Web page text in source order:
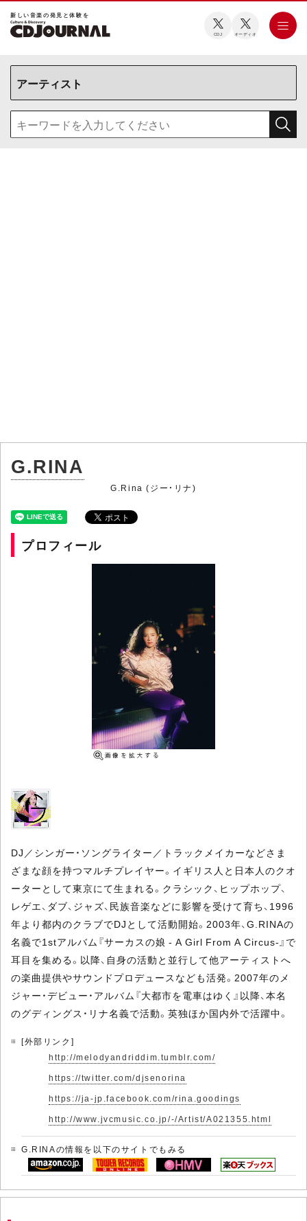
新しい⾳楽の発⾒と体験を
CDJ オーディオ
G.RINA
G.Rina (ジー・リナ)
プロフィール
DJ／シンガー・ソングライター／トラックメイカーなどさま
ざまな顔を持つマルチプレイヤー。イギリス人と日本人のクオ
ーターとして東京にて生まれる。クラシック、ヒップホップ、
レゲエ、ダブ、ジャズ、民族音楽などに影響を受けて育ち、1996
年より都内のクラブでDJとして活動開始。2003年、G.RINAの
名義で1stアルバム『サーカスの娘 - A Girl From A Circus-』で
耳目を集める。以降、自身の活動と並行して他アーティストへ
の楽曲提供やサウンドプロデュースなども活発。2007年のメ
ジャー・デビュー・アルバム『大都市を電車はゆく』以降、本名
のグディングス・リナ名義で活動。英独ほか国内外で活躍中。
[外部リンク]
http://melodyandriddim.tumblr.com/
https://twitter.com/djsenorina
https://ja-jp.facebook.com/rina.goodings
http://www.jvcmusic.co.jp/-/Artist/A021355.html
G.RINAの情報を以下のサイトでもみる